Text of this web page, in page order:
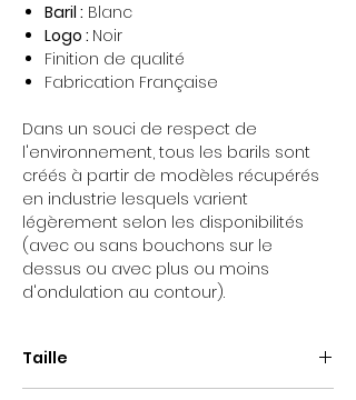
Baril : Blanc
Logo : Noir
Finition de qualité
Fabrication Française
Dans un souci de respect de
l'environnement, tous les barils sont
créés à partir de modèles récupérés
en industrie lesquels varient
légèrement selon les disponibilités
(avec ou sans bouchons sur le
dessus ou avec plus ou moins
d'ondulation au contour).
Taille